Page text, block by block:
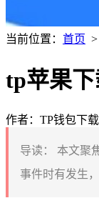
当前位置： 首页 >
tp苹果
作者：TP钱包下载
导读：
本文聚
事件时有发生